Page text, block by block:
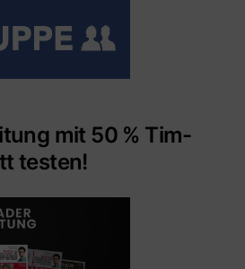
mit 50 % Tim-
testen!